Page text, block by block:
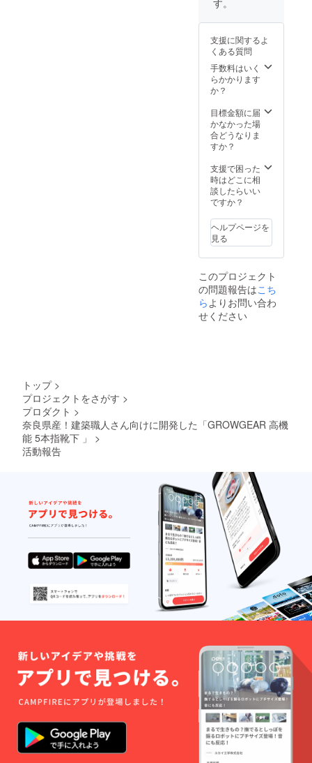
す。
支援に関するよ
くある質問
手数料はいく
らかかります
か？
目標金額に届
かなかった場
合どうなりま
すか？
支援で困った
時はどこに相
談したらいい
ですか？
ヘルプページを
見る
このプロジェクト
の問題報告はこち
らよりお問い合わ
せください
トップ >
プロジェクトをさがす >
プロダクト >
奈良県産！建築職人さん向けに開発した「GROWGEAR 高機
能 5本指靴下 」
>
活動報告